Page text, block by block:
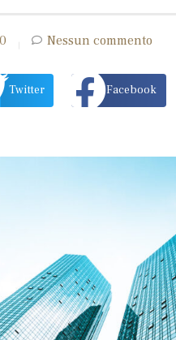
Nessun commento
Twitter Facebook